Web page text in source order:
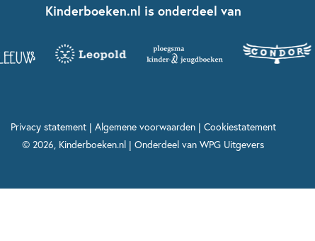
Kinderboeken.nl is onderdeel van
Privacy statement| Algemene voorwaarden| Cookiestatement
© 2026, Kinderboeken.nl | Onderdeel van WPG Uitgevers